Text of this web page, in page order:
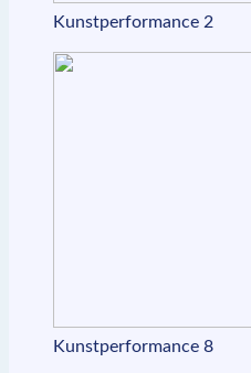
Kunstperformance 2
Kunstperformance 8